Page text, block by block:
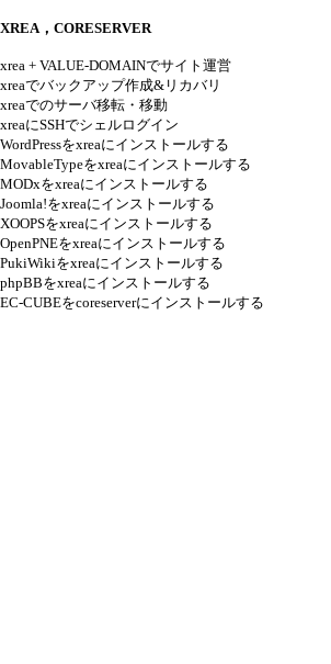
XREA，CORESERVER
xrea + VALUE-DOMAINでサイト運営
xreaでバックアップ作成&リカバリ
xreaでのサーバ移転・移動
xreaにSSHでシェルログイン
WordPressをxreaにインストールする
MovableTypeをxreaにインストールする
MODxをxreaにインストールする
Joomla!をxreaにインストールする
XOOPSをxreaにインストールする
OpenPNEをxreaにインストールする
PukiWikiをxreaにインストールする
phpBBをxreaにインストールする
EC-CUBEをcoreserverにインストールする